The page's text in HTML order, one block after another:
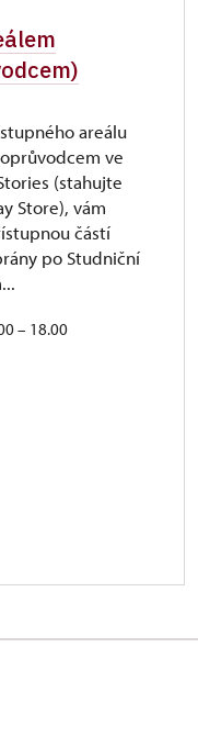
areálu
ve
(stahujte
Store), vám
částí
po Studniční
– 18.00